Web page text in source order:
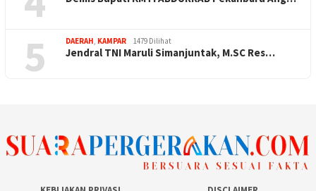
5 DAERAH, KAMPAR 1479 Dilihat
Jendral TNI Maruli Simanjuntak, M.SC Res…